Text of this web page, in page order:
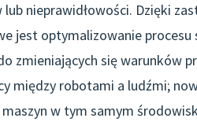
lub nieprawidłowości. Dzięki
jest optymalizowanie procesu
zmieniających się warunków
między robotami a ludźmi;
maszyn w tym samym